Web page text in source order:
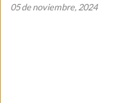
05 de noviembre, 2024